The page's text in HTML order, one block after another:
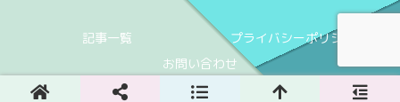
記事一覧
プライバシーポリシー
お問い合わせ
© 2023 SUMI Ukulele Labo.